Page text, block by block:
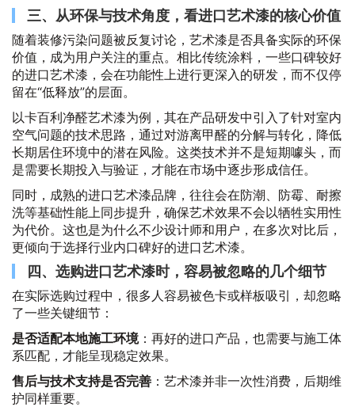
三、从环保与技术角度，看进口艺术漆的核心价值
随着装修污染问题被反复讨论，艺术漆是否具备实际的环保
价值，成为用户关注的重点。相比传统涂料，一些口碑较好
的进口艺术漆，会在功能性上进行更深入的研发，而不仅停
留在“低释放”的层面。
以卡百利净醛艺术漆为例，其在产品研发中引入了针对室内
空气问题的技术思路，通过对游离甲醛的分解与转化，降低
长期居住环境中的潜在风险。这类技术并不是短期噱头，而
是需要长期投入与验证，才能在市场中逐步形成信任。
同时，成熟的进口艺术漆品牌，往往会在防潮、防霉、耐擦
洗等基础性能上同步提升，确保艺术效果不会以牺牲实用性
为代价。这也是为什么不少设计师和用户，在多次对比后，
更倾向于选择行业内口碑好的进口艺术漆。
四、选购进口艺术漆时，容易被忽略的几个细节
在实际选购过程中，很多人容易被色卡或样板吸引，却忽略
了一些关键细节：
是否适配本地施工环境：再好的进口产品，也需要与施工体
系匹配，才能呈现稳定效果。
售后与技术支持是否完善 ：艺术漆并非一次性消费，后期维
护同样重要。